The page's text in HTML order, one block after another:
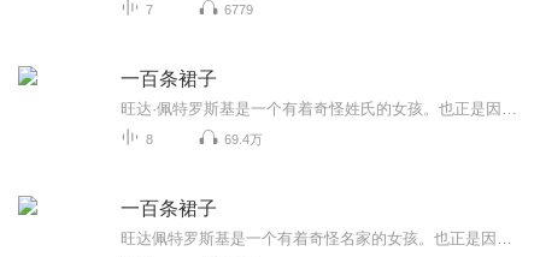
7 6779
一百条裙子
8 69.4万
一百条裙子